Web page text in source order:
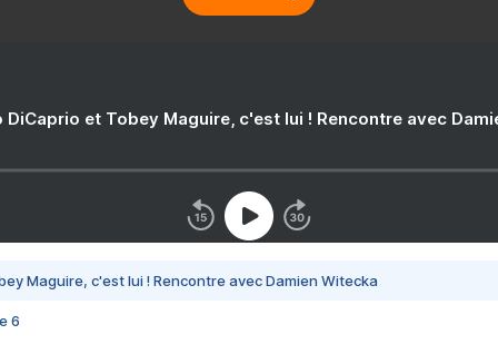
DiCaprio et Tobey Maguire, c'est lui ! Rencontre avec
Maguire, c'est lui ! Rencontre avec Damien Witecka
6